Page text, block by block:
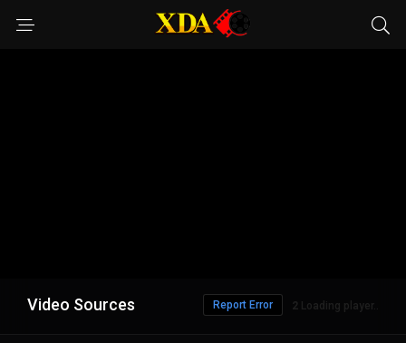
Video Sources 1 Loading player..
Report Error